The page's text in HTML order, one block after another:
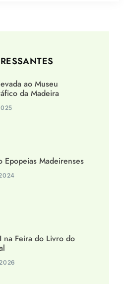
ao Museu
da Madeira
Epopeias Madeirenses
na Feira do Livro do